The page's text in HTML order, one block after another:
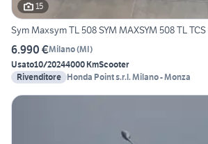
15
Sym Maxsym TL 508 SYM MAXSYM 508 TL
6.990 €Milano(MI)
Usato10/20244000 KmScooter
Rivenditore Honda Point s.r.l. Milano - Monza